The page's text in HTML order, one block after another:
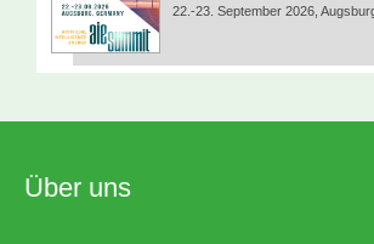
22.-23. September 2026,
Über uns